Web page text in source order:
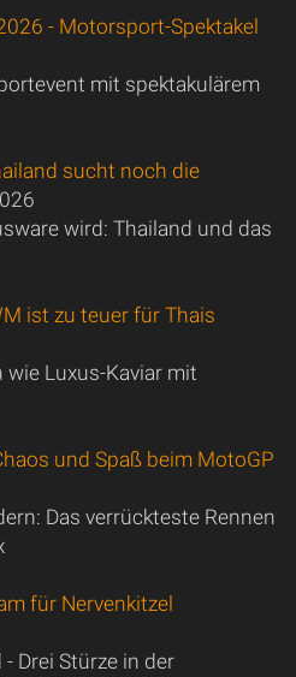
- Motorsport-Spektakel
mit spektakulärem
sucht noch die
wird: Thailand und das
ist zu teuer für Thais
Luxus-Kaviar mit
und Spaß beim MotoGP
Das verrückteste Rennen
für Nervenkitzel
Drei Stürze in der